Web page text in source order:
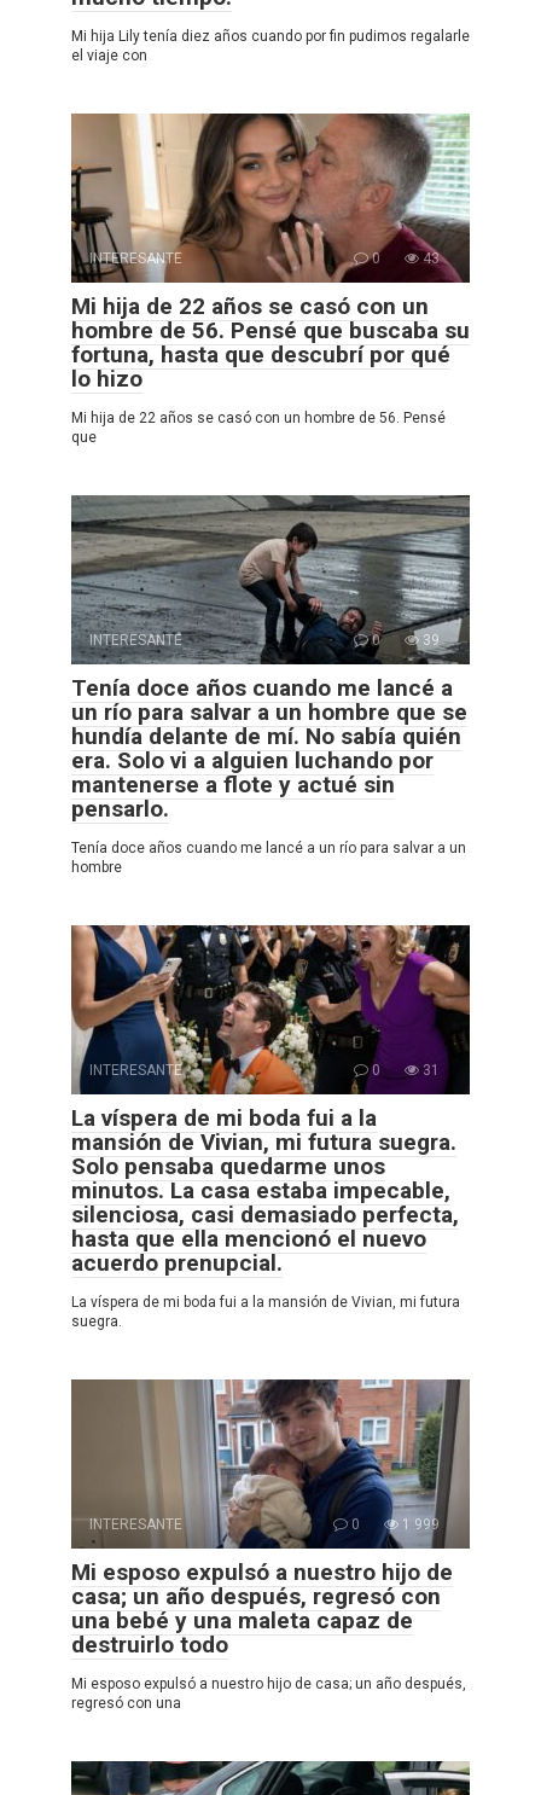
Mi hija Lily tenía diez años cuando por fin pudimos regalarle
el viaje con
INTERESANTE 0 43
Mi hija de 22 años se casó con un
hombre de 56. Pensé que buscaba su
fortuna, hasta que descubrí por qué
lo hizo
Mi hija de 22 años se casó con un hombre de 56. Pensé
que
INTERESANTE 0 39
Tenía doce años cuando me lancé a
un río para salvar a un hombre que se
hundía delante de mí. No sabía quién
era. Solo vi a alguien luchando por
mantenerse a flote y actué sin
pensarlo.
Tenía doce años cuando me lancé a un río para salvar a un
hombre
INTERESANTE 0 31
La víspera de mi boda fui a la
mansión de Vivian, mi futura suegra.
Solo pensaba quedarme unos
minutos. La casa estaba impecable,
silenciosa, casi demasiado perfecta,
hasta que ella mencionó el nuevo
acuerdo prenupcial.
La víspera de mi boda fui a la mansión de Vivian, mi futura
suegra.
INTERESANTE 0 1 999
Mi esposo expulsó a nuestro hijo de
casa; un año después, regresó con
una bebé y una maleta capaz de
destruirlo todo
Mi esposo expulsó a nuestro hijo de casa; un año después,
regresó con una